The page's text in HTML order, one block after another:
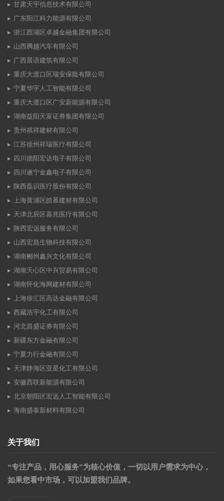
甘肃天宇信息技术有限公司
广东阳江科力能源有限公司
浙江西湖区卓越金融集团有限公司
山西腾越汽车有限公司
广西晨语建筑有限公司
重庆大渡口区瑞安保险有限公司
宁夏华宇人工智能有限公司
重庆大渡口区广安新能源有限公司
湖南益阳天富证券集团有限公司
贵州祺祥建材有限公司
江苏徐州祥瑞医疗有限公司
四川德阳宏达电子有限公司
四川遂宁金鑫电子有限公司
陕西磊识医疗股份有限公司
上海黄浦区皓慕建材有限公司
天津北辰区喜兆医疗有限公司
陕西宏远服务有限公司
山西宏昌生物科技有限公司
湖南郴州鑫兴文化有限公司
湖南天心区中兴贸易有限公司
湖南怀化海网建材有限公司
上海徐汇区高达金融有限公司
西藏浩宇化工有限公司
河北昌盛证券有限公司
新疆东方金融有限公司
宁夏力行金融有限公司
天津静海区亚星化工有限公司
安徽西联新能源有限公司
北京朝阳区宏远人工智能有限公司
海南盛泰新材料有限公司
关于我们
“专注产品，用心服务”为核心价值，一切以用户需求为中心，
如果您看中市场，可以加盟我们品牌。